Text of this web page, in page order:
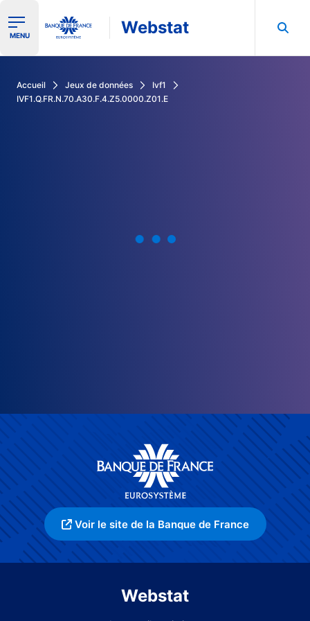
Ouvrir le menu de navigation
MENU Webstat
Accueil Jeux de données
Ivf1
IVF1.Q.FR.N.70.A30.F.4.Z5.0000.Z01.E
Voir le site de la Banque de France
Webstat